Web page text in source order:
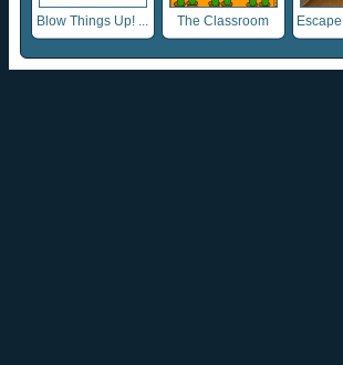
Blow Things Up! ... The Classroom